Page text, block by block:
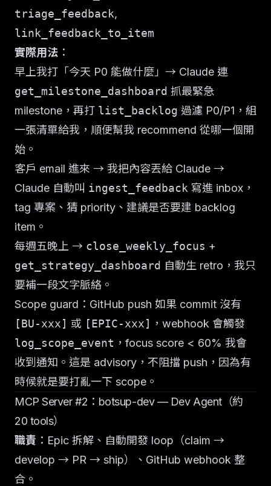
triage_feedback,
link_feedback_to_item
實際用法 ：
早上我打「今天 P0 能做什麼」→ Claude 連
get_milestone_dashboard 抓最緊急
milestone，再打 list_backlog 過濾 P0/P1，組
一張清單給我，順便幫我 recommend 從哪一個開
始。
客戶 email 進來 → 我把內容丟給 Claude →
Claude 自動叫 ingest_feedback 寫進 inbox，
tag 專案、猜 priority、建議是否要建 backlog
item。
每週五晚上 → close_weekly_focus +
get_strategy_dashboard 自動生 retro，我只
要補一段文字脈絡。
Scope guard：GitHub push 如果 commit 沒有
[BU-xxx] 或 [EPIC-xxx] ，webhook 會觸發
log_scope_event ，focus score < 60% 我會
收到通知。這是 advisory，不阻擋 push，因為有
時候就是要打亂一下 scope。
MCP Server #2：botsup-dev — Dev Agent（約
20 tools）
職責 ：Epic 拆解、自動開發 loop（claim →
develop → PR → ship）、GitHub webhook 整
合。